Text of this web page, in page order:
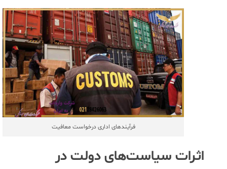
فرآیندهای اداری درخواست معافیت
اثرات سیاست‌های دولت در